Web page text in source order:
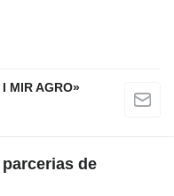
MIR AGRO»
de